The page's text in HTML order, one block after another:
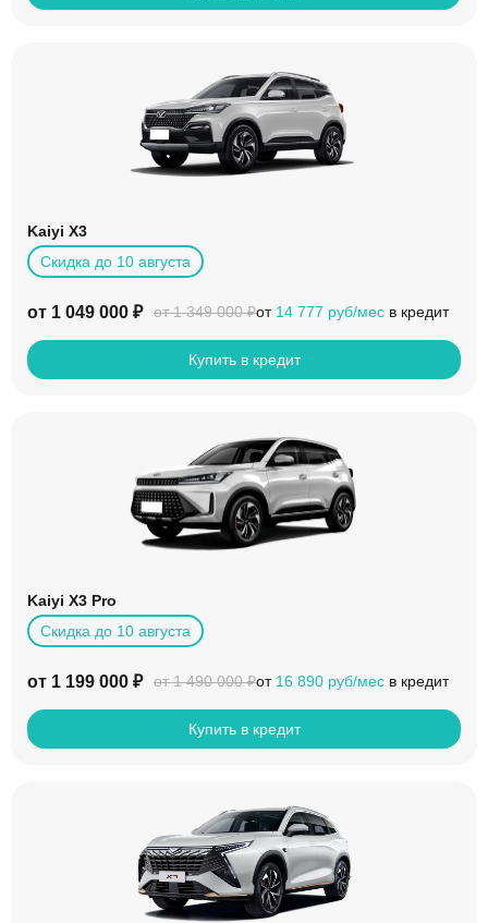
Kaiyi X3
Скидка до 10 августа
от 1 049 000 ₽ от 1 349 000 ₽от 14 777 руб/мес в кредит
Купить в кредит
Kaiyi X3 Pro
Скидка до 10 августа
от 1 199 000 ₽ от 1 490 000 ₽от 16 890 руб/мес в кредит
Купить в кредит